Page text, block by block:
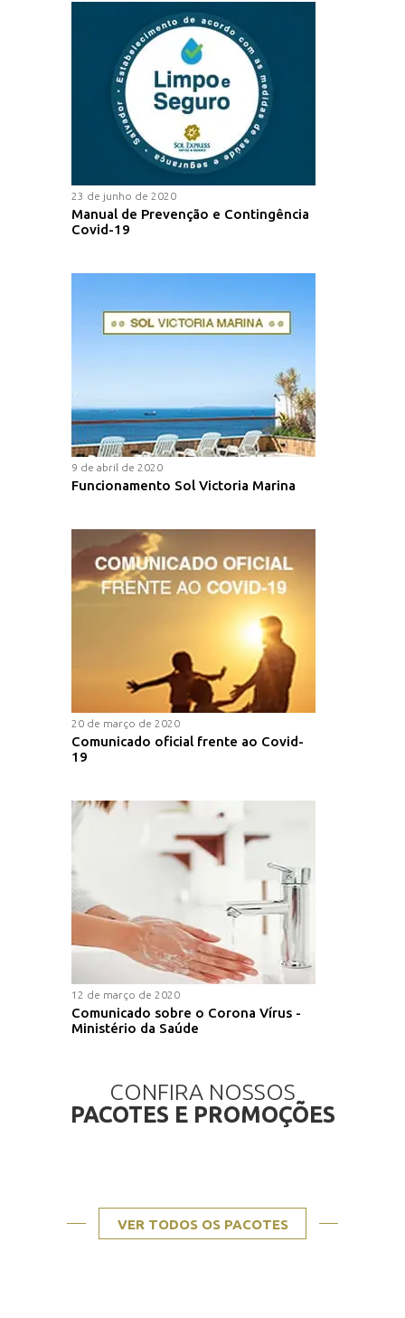
23 de junho de 2020
Manual de Prevenção e Contingência
Covid-19
9 de abril de 2020
Funcionamento Sol Victoria Marina
20 de março de 2020
Comunicado oficial frente ao Covid-
19
12 de março de 2020
Comunicado sobre o Corona Vírus -
Ministério da Saúde
CONFIRA NOSSOS
PACOTES E PROMOÇÕES
VER TODOS OS PACOTES